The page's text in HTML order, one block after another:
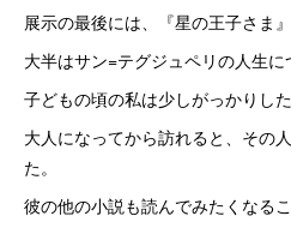
展示の最後には、『星の王子さま
大半はサン=テグジュペリの人生に
子どもの頃の私は少しがっかりした
大人になってから訪れると、その
た。
彼の他の小説も読んでみたくなる